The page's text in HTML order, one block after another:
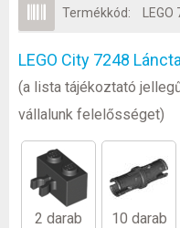
Termékkód:
LEGO City 7248
(a lista tájékoztató
vállalunk felelősséget)
2 darab 10 darab